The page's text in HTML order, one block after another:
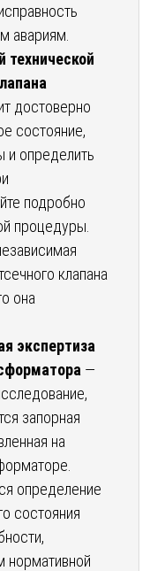
авариям.
технической
достоверно
состояние,
и определить
подробно
процедуры.
клапана
она
экспертиза
—
запорная
на
определение
состояния
нормативной